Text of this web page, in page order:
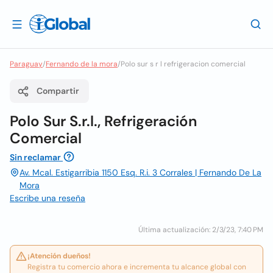
Paraguay/Fernando de la mora/Polo sur s r l refrigeracion comercial
Compartir
Polo Sur S.r.l., Refrigeración
Comercial
Sin reclamar
Av. Mcal. Estigarribia 1150 Esq. R.i. 3 Corrales | Fernando De La
Mora
Escribe una reseña
Última actualización: 2/3/23, 7:40 PM
¡Atención dueños!
Registra tu comercio ahora e incrementa tu alcance global con